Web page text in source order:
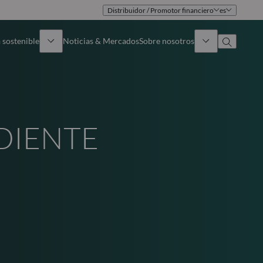
Distribuidor / Promotor financiero es
sostenible Noticias & MercadosSobre nosotros